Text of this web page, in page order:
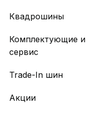
Квадрошины
Комплектующие и
сервис
Trade-In шин
Акции